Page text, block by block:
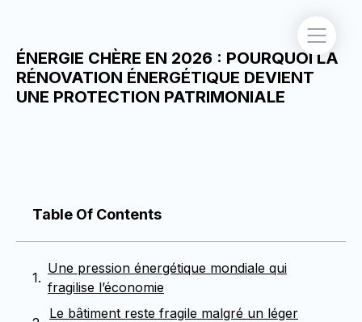
ÉNERGIE CHÈRE EN 2026 : POURQUOI LA
RÉNOVATION ÉNERGÉTIQUE DEVIENT
UNE PROTECTION PATRIMONIALE
Table Of Contents
Une pression énergétique mondiale qui
fragilise l’économie
Le bâtiment reste fragile malgré un léger